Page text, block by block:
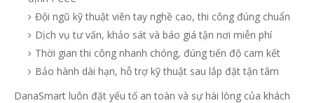
Đội ngũ kỹ thuật viên tay nghề cao, thi công đúng chuẩn
Dịch vụ tư vấn, khảo sát và báo giá tận nơi miễn phí
Thời gian thi công nhanh chóng, đúng tiến độ cam kết
Bảo hành dài hạn, hỗ trợ kỹ thuật sau lắp đặt tận tâm
DanaSmart luôn đặt yếu tố an toàn và sự hài lòng của khách